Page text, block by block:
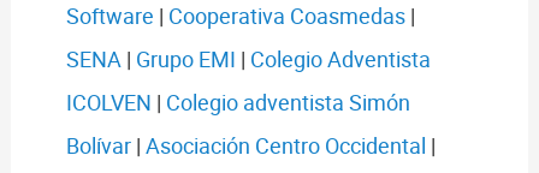
Software | Cooperativa Coasmedas|
SENA| Grupo EMI | Colegio Adventista
ICOLVEN | Colegio adventista Simón
Bolívar| Asociación Centro Occidental |